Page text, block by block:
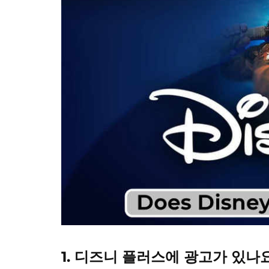
1. 디즈니 플러스에 광고가 있나